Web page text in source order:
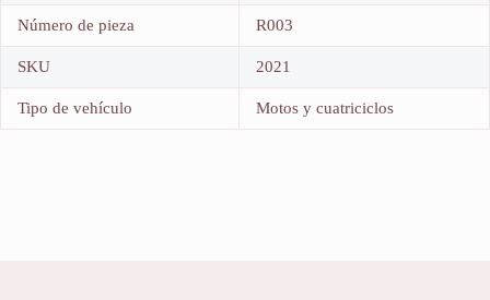
Número de pieza R003
SKU 2021
Tipo de vehículo Motos y cuatriciclos